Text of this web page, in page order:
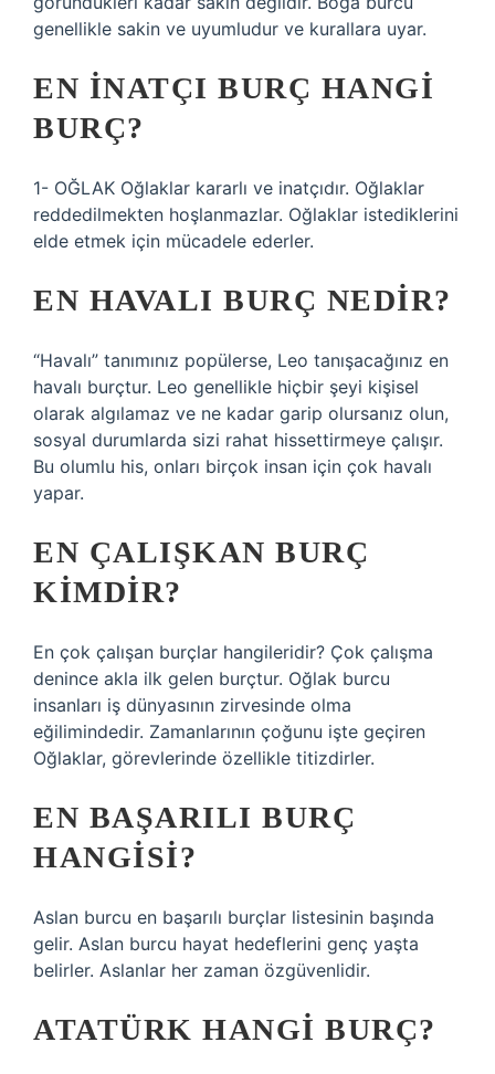
genellikle sakin ve uyumludur ve kurallara uyar.
EN INATÇI BURÇ HANGI
BURÇ?
1- OĞLAK Oğlaklar kararlı ve inatçıdır. Oğlaklar
reddedilmekten hoşlanmazlar. Oğlaklar istediklerini
elde etmek için mücadele ederler.
EN HAVALI BURÇ NEDIR?
“Havalı” tanımınız popülerse, Leo tanışacağınız en
havalı burçtur. Leo genellikle hiçbir şeyi kişisel
olarak algılamaz ve ne kadar garip olursanız olun,
sosyal durumlarda sizi rahat hissettirmeye çalışır.
Bu olumlu his, onları birçok insan için çok havalı
yapar.
EN ÇALIŞKAN BURÇ
KIMDIR?
En çok çalışan burçlar hangileridir? Çok çalışma
denince akla ilk gelen burçtur. Oğlak burcu
insanları iş dünyasının zirvesinde olma
eğilimindedir. Zamanlarının çoğunu işte geçiren
Oğlaklar, görevlerinde özellikle titizdirler.
EN BAŞARILI BURÇ
HANGISI?
Aslan burcu en başarılı burçlar listesinin başında
gelir. Aslan burcu hayat hedeflerini genç yaşta
belirler. Aslanlar her zaman özgüvenlidir.
ATATÜRK HANGI BURÇ?